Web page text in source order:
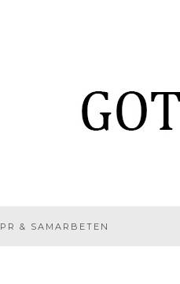
PR & SAMARBETEN